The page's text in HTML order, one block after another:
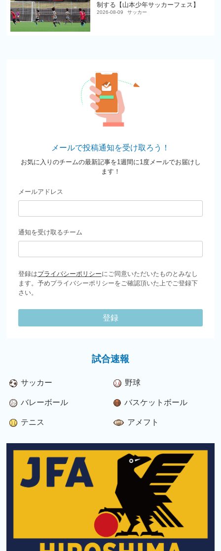
制する【山本少年サッカーフェス】
2026-08-09 サッカー
メールで投稿通知を受け取ろう！
お気に入りのチームの最新記事を1週間に1度メールでお届けし
ます！
メールアドレス
通知を受け取るチーム
登録はプライバシーポリシーにご同意いただいたものとみなし
ます。予めプライバシーポリシーをご確認頂いた上でご登録下
さい。
登録
試合速報
サッカー 野球
バレーボール バスケットボール
テニス アメフト